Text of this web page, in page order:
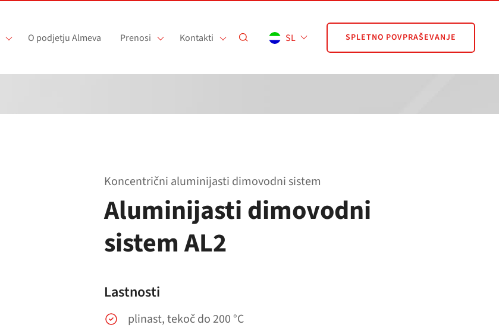
O podjetju Almeva Prenosi Kontakti SL SPLETNO POVPRAŠEVANJE
Koncentrični aluminijasti dimovodni sistem
Aluminijasti dimovodni
sistem AL2
Lastnosti
plinast, tekoč do 200 °C